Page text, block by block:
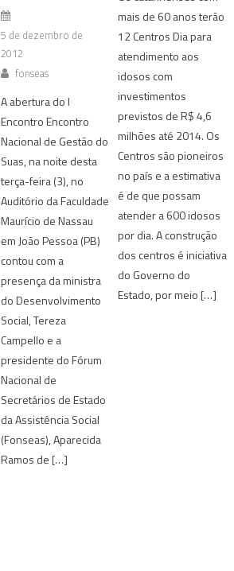
5 de dezembro de
2012
fonseas
A abertura do I
Encontro Encontro
Nacional de Gestão do
Suas, na noite desta
terça-feira (3), no
Auditório da Faculdade
Maurício de Nassau
em João Pessoa (PB)
contou com a
presença da ministra
do Desenvolvimento
Social, Tereza
Campello e a
presidente do Fórum
Nacional de
Secretários de Estado
da Assistência Social
(Fonseas), Aparecida
Ramos de […]
mais de 60 anos terão
12 Centros Dia para
atendimento aos
idosos com
investimentos
previstos de R$ 4,6
milhões até 2014. Os
Centros são pioneiros
no país e a estimativa
é de que possam
atender a 600 idosos
por dia. A construção
dos centros é iniciativa
do Governo do
Estado, por meio […]